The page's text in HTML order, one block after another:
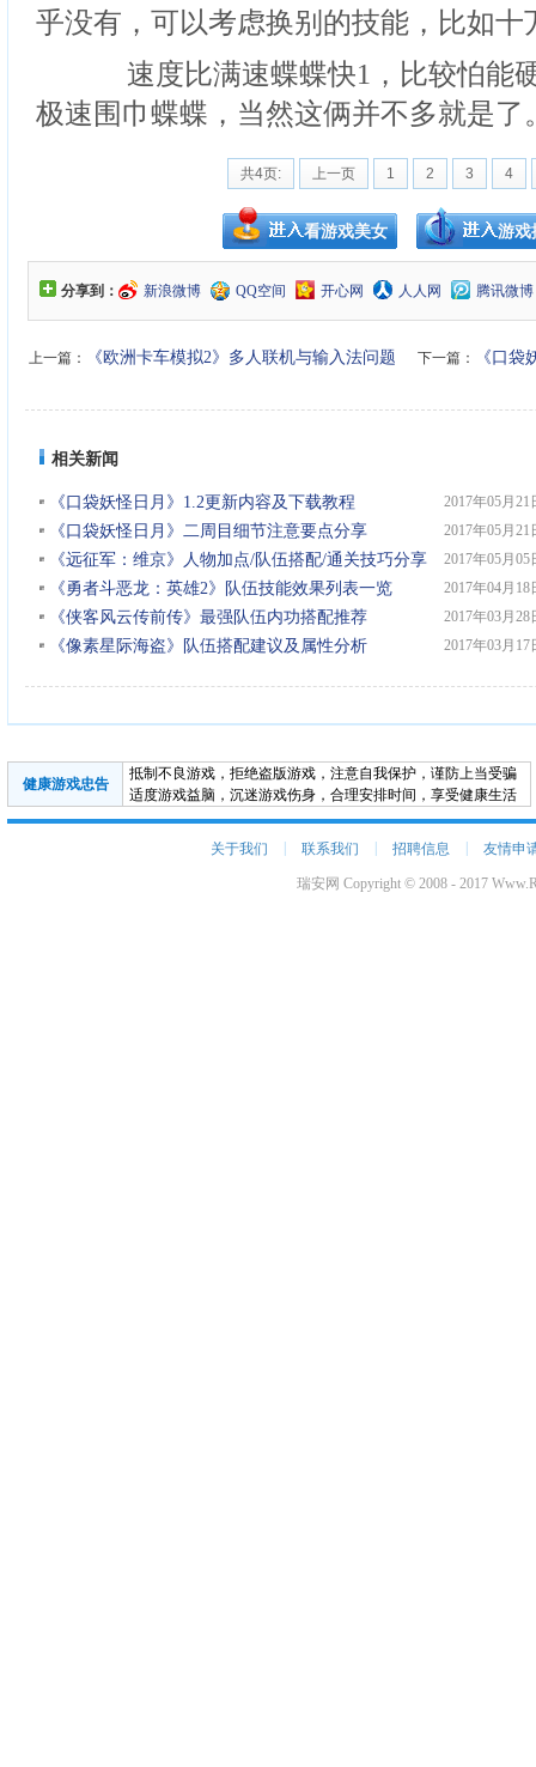
乎没有，可以考虑换别的技能，比如十
速度比满速蝶蝶快1，比较怕能
极速围巾蝶蝶，当然这俩并不多就是了
共4页: 上一页 1 2 3 4
看游戏美女 游戏
分享到： 新浪微博 QQ空间 开心网 人人网 腾讯微博
上一篇：
《欧洲卡车模拟2》多人联机与输入法问题
下一篇： 《口袋
相关新闻
《口袋妖怪日月》1.2更新内容及下载教程 2017年05月21
《口袋妖怪日月》二周目细节注意要点分享 2017年05月21
《远征军：维京》人物加点/队伍搭配/通关技巧分享 2017年05月05
《勇者斗恶龙：英雄2》队伍技能效果列表一览 2017年04月18
《侠客风云传前传》最强队伍内功搭配推荐 2017年03月28
《像素星际海盗》队伍搭配建议及属性分析 2017年03月17
健康游戏忠告
抵制不良游戏，拒绝盗版游戏，注意自我保护，谨防上当受骗
适度游戏益脑，沉迷游戏伤身，合理安排时间，享受健康生活
关于我们 联系我们 招聘信息 友情申
瑞安网 Copyright © 2008 - 2017